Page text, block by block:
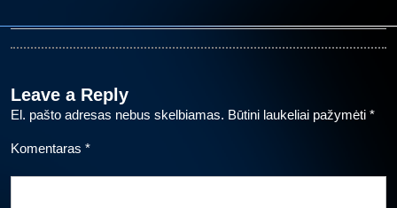
Leave a Reply
El. pašto adresas nebus skelbiamas. Būtini laukeliai pažymėti *
Komentaras *